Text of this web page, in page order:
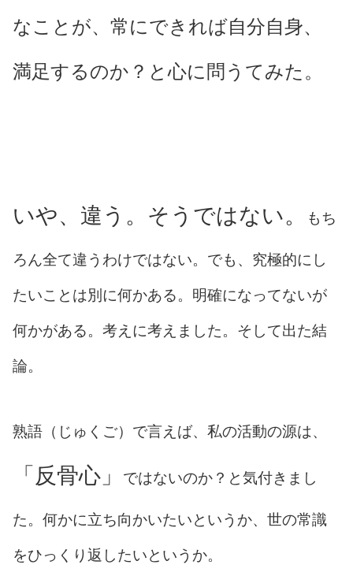
なことが、常にできれば自分自身、
満足するのか？と心に問うてみた。
いや、違う。そうではない。 もち
ろん全て違うわけではない。でも、究極的にし
たいことは別に何かある。明確になってないが
何かがある。考えに考えました。そして出た結
論。
熟語（じゅくご）で言えば、私の活動の源は、
「反骨心」 ではないのか？と気付きまし
た。何かに立ち向かいたいというか、世の常識
をひっくり返したいというか。